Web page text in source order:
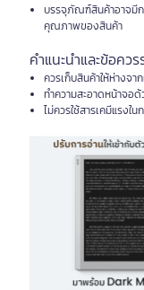
บรรจุภัณฑ์สินค้าอาจมี
คุณภาพของสินค้า
คำแนะนำและข้อควร
ควรเก็บสินค้าให้ห่างจ
ทำความสะอาดหน้าจอ
ไม่ควรใช้สารเคมีแรงใ